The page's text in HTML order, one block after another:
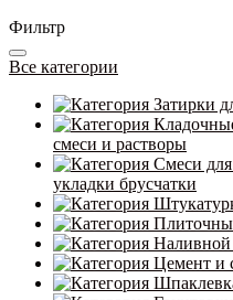
Фильтр
Все категории
смеси и растворы
укладки брусчатки